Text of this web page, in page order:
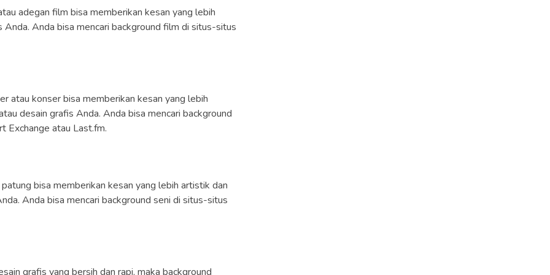
adegan film bisa memberikan kesan yang lebih
Anda bisa mencari background film di situs-situs
atau konser bisa memberikan kesan yang lebih
desain grafis Anda. Anda bisa mencari background
Exchange atau Last.fm.
bisa memberikan kesan yang lebih artistik dan
Anda bisa mencari background seni di situs-situs
grafis yang bersih dan rapi, maka background